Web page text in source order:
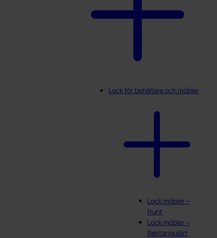
Lock för behållare och möbler
Lock möbler –
Runt
Lock möbler –
Rektangulärt